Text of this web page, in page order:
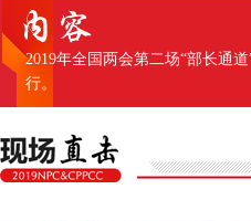
2019年全国两会第二场“部长通
行。